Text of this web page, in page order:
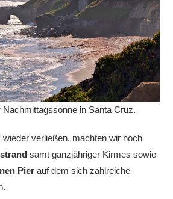
Nachmittagssonne in Santa Cruz.
verließen, machten wir noch
samt ganzjähriger Kirmes sowie
Pier auf dem sich zahlreiche